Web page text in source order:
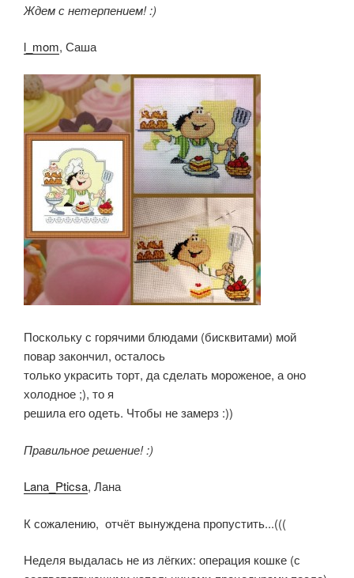
Ждем с нетерпением! :)
l_mom, Саша
Поскольку с горячими блюдами (бисквитами) мой
повар закончил, осталось
только украсить торт, да сделать мороженое, а оно
холодное ;), то я
решила его одеть. Чтобы не замерз :))
Правильное решение! :)
Lana_Pticsa, Лана
К сожалению, отчёт вынуждена пропустить...(((
Неделя выдалась не из лёгких: операция кошке (с